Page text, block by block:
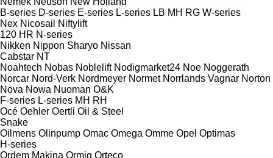
B-series D-series E-series L-series LB MH RG W-series
Nex Nicosail
Niftylift
120 HR N-series
Nikken Nippon Sharyo Nissan
Cabstar NT
Noahtech Nobas Noblelift Nodigmarket24 Noe Noggerath
Norcar Nord-Verk Nordmeyer Normet Norrlands Vagnar Norton
Nova Nowa Nuoman O&K
F-series L-series MH RH
Océ Oehler Oertli Oil & Steel
Snake
Oilmens Olinpump Omac Omega Omme Opel Optimas
H-series
Ordem Makina Ormig Orteco